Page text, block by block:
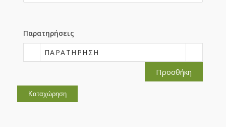
Παρατηρήσεις
ΠΑΡΑΤΉΡΗΣΗ
Προσθήκη